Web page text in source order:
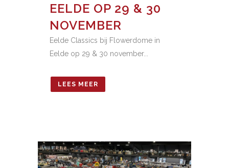
EELDE OP 29 & 30
NOVEMBER
Eelde Classics bij Flowerdome in
Eelde op 29 & 30 november...
LEES MEER